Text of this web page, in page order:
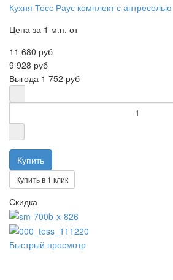
Кухня Тесс Раус комплект с антресолью
Цена за 1 м.п. от
11 680 руб
9 928 руб
Выгода 1 752 руб
Купить в 1 клик
Скидка
Быстрый просмотр